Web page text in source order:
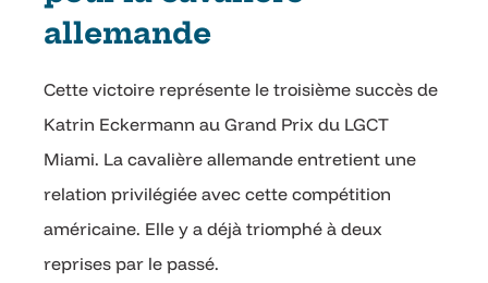
allemande
Cette victoire représente le troisième succès de
Katrin Eckermann au Grand Prix du LGCT
Miami. La cavalière allemande entretient une
relation privilégiée avec cette compétition
américaine. Elle y a déjà triomphé à deux
reprises par le passé.